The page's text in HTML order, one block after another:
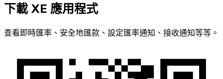
下載 XE 應用程式
查看即時匯率、安全地匯款、設定匯率通知、接收通知等等。